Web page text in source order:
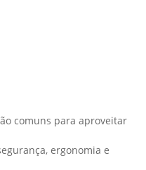
comuns para aproveitar
ergonomia e